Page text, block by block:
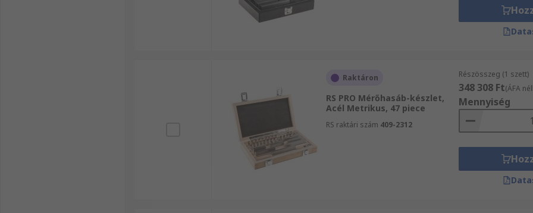
Raktáron
RS PRO Mérőhasáb-készlet,
Acél Metrikus, 47 piece
RS raktári szám 409-2312
Részösszeg (1 szett)
348 308 Ft(ÁFA
Mennyiség